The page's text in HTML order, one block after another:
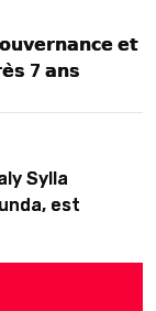
𝗲𝘁
7 𝗮𝗻𝘀
Sylla
est